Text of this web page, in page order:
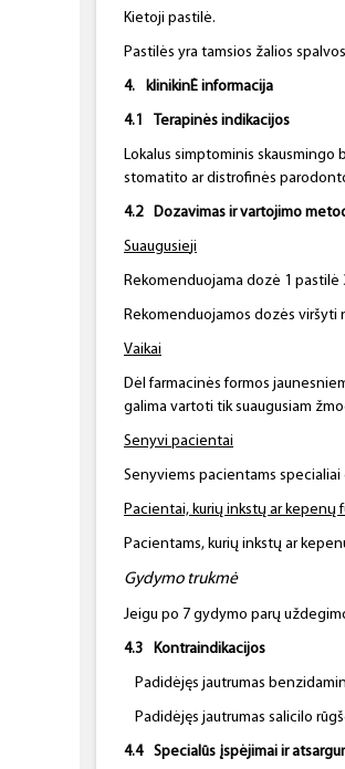
Kietoji pastilė.
Pastilės yra tamsios žalios
4. klinikinĖ informacija
4.1 Terapinės indikacijos
Lokalus simptominis
stomatito ar distrofinės
4.2 Dozavimas ir vartojimo
Suaugusieji
Rekomenduojama dozė 1 pastilė
Rekomenduojamos dozės viršyti
Vaikai
Dėl farmacinės formos
galima vartoti tik suaugusiam
Senyvi pacientai
Senyviems pacientams
Pacientai, kurių inkstų ar kepenų
Pacientams, kurių inkstų ar
Gydymo trukmė
Jeigu po 7 gydymo parų
4.3 Kontraindikacijos
Padidėjęs jautrumas
Padidėjęs jautrumas salicilo
4.4 Specialūs įspėjimai ir